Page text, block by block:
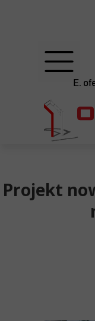
E.
Projekt